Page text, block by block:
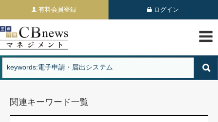
有料会員登録 ログイン
関連キーワード一覧